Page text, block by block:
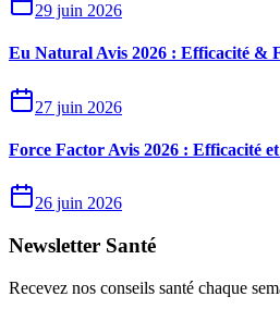
29 juin 2026
Eu Natural Avis 2026 : Efficacité &
27 juin 2026
Force Factor Avis 2026 : Efficacité
26 juin 2026
Newsletter Santé
Recevez nos conseils santé chaque